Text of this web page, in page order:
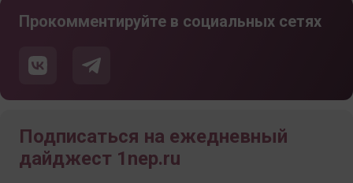
Прокомментируйте в социальных сетях
Подписаться на ежедневный
дайджест 1nep.ru